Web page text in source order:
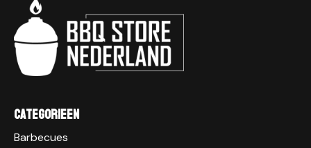
Categorieen
Barbecues